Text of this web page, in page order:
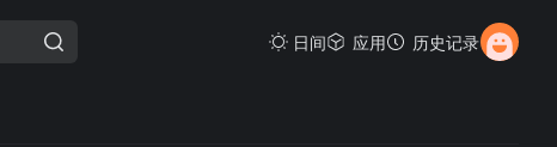
日间 应用 历史记录